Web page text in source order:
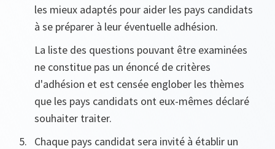
les mieux adaptés pour aider les pays candidats
à se préparer à leur éventuelle adhésion.
La liste des questions pouvant être examinées
ne constitue pas un énoncé de critères
d'adhésion et est censée englober les thèmes
que les pays candidats ont eux-mêmes déclaré
souhaiter traiter.
Chaque pays candidat sera invité à établir un